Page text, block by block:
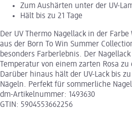
Zum Aushärten unter der UV-
Hält bis zu 21 Tage
Der UV Thermo Nagellack in der
aus der Born To Win Summer
besonders Farberlebnis. Der
Temperatur von einem zarten Rosa
Darüber hinaus hält der UV-Lack bis
Nägeln. Perfekt für sommerliche
dm-Artikelnummer: 1493630
GTIN: 5904553662256